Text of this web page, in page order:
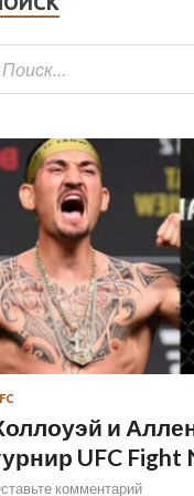
и
UFC Fight
комментарий